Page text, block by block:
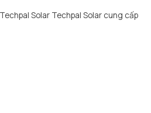
Solar Techpal Solar cung cấp